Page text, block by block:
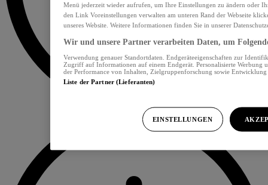
Menü jederzeit wieder aufrufen, um Ihre Einstellungen zu ändern oder
den Link Voreinstellungen verwalten am unteren Rand der Webseite
unseres Website. Weitere Informationen finden Sie in unserer
Wir und unsere Partner verarbeiten Daten, um
Verwendung genauer Standortdaten. Endgeräteeigenschaften zur
Zugriff auf Informationen auf einem Endgerät. Personalisierte Werbung
der Performance von Inhalten, Zielgruppenforschung sowie
Liste der Partner (Lieferanten)
EINSTELLUNGEN